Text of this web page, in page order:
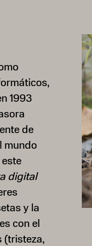
1993
de
mundo
digital
y la
con el
(tristeza,